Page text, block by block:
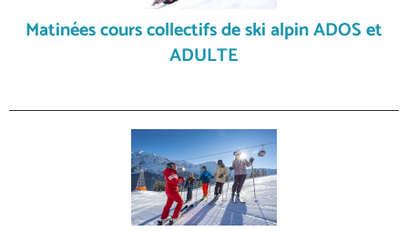
Matinées cours collectifs de ski alpin ADOS et
ADULTE